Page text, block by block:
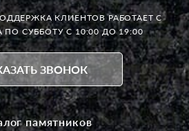
КЛИЕНТОВ РАБОТАЕТС
СУББОТУ С 10:00 ДО 19:00
ЗВОНОК
памятников